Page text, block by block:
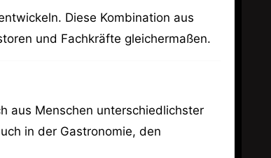
Diese Kombination aus
und Fachkräfte gleichermaßen.
aus Menschen unterschiedlichster
in der Gastronomie, den